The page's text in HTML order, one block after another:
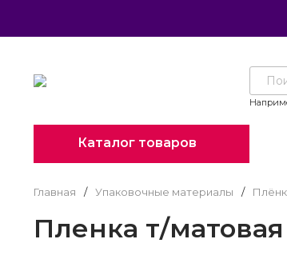
Каталог товаров
Главная / Упаковочные материалы /
Пленка т/